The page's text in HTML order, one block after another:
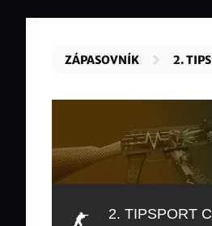
ZÁPASOVNÍK 2.
2. TIPSPORT